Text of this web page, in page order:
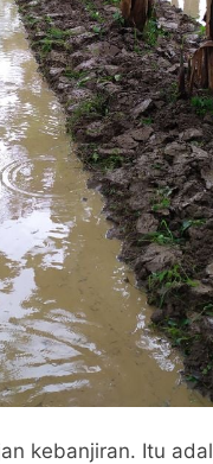
kebanjiran. Itu